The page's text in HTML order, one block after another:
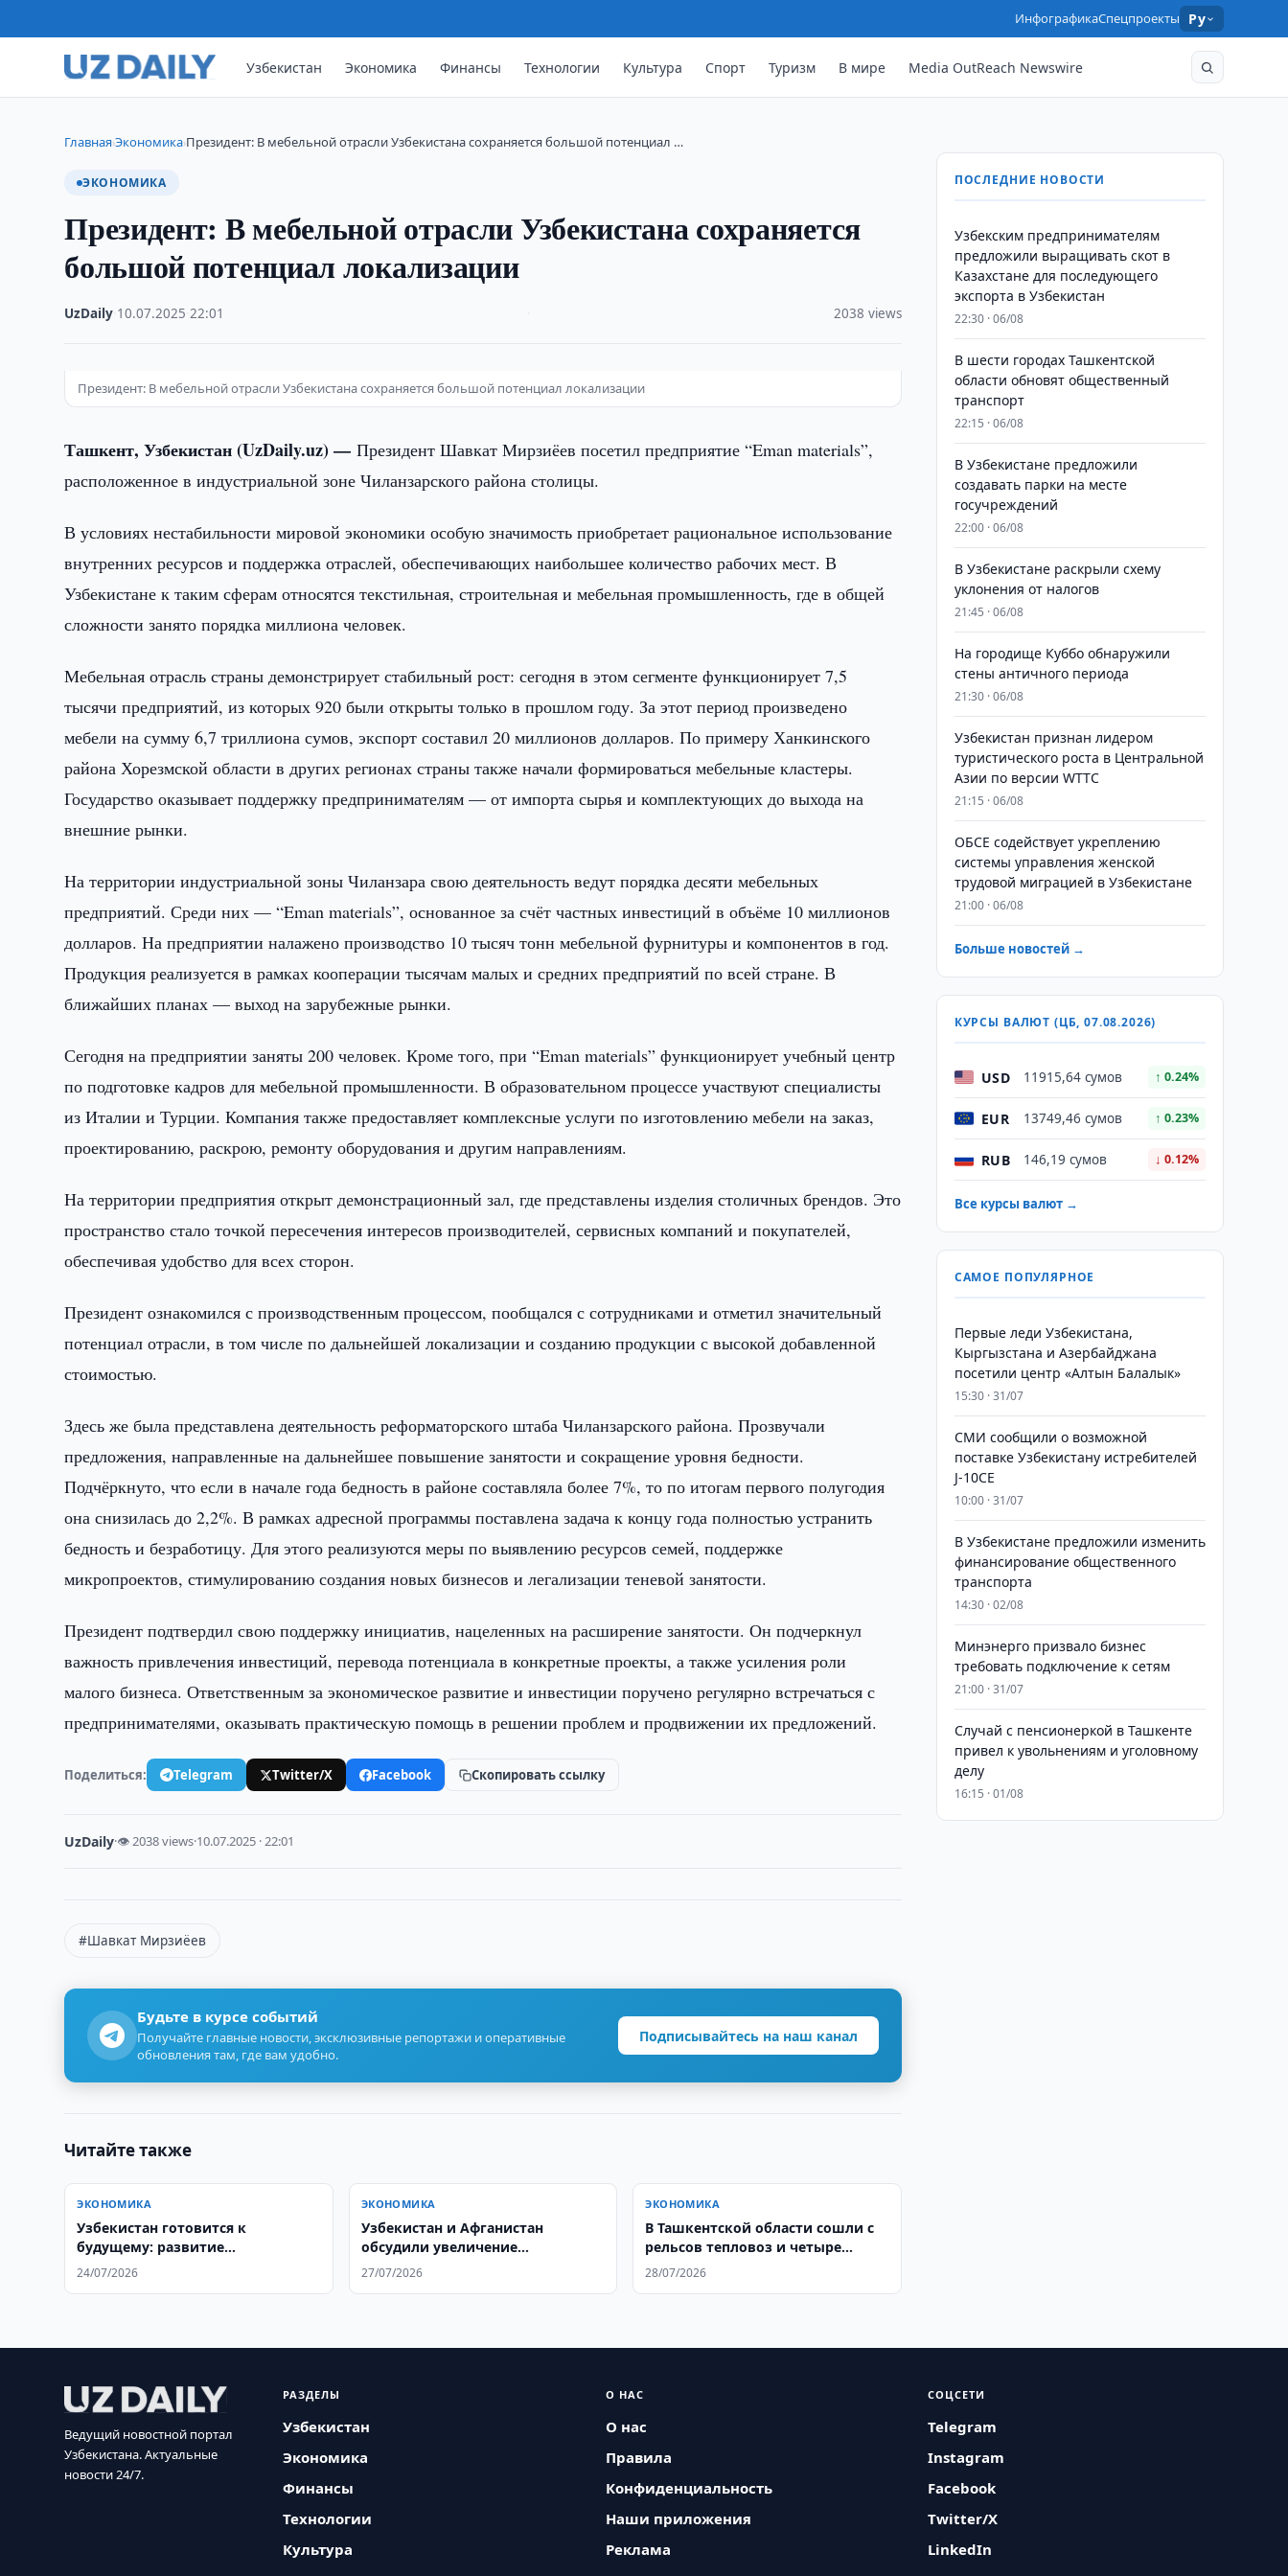
ИнфографикаСпецпроекты Ру
Узбекистан Экономика Финансы Технологии Культура Спорт Туризм В мире Media OutReach Newswire
Главная›Экономика›Президент: В мебельной отрасли Узбекистана сохраняется большой потенциал …
ЭКОНОМИКА
Президент: В мебельной отрасли Узбекистана сохраняется
большой потенциал локализации
UzDaily 10.07.2025 ·22:01 2038 views
Президент: В мебельной отрасли Узбекистана сохраняется большой потенциал локализации
Ташкент, Узбекистан (UzDaily.uz) —Президент Шавкат Мирзиёев посетил предприятие “Eman materials”,
расположенное в индустриальной зоне Чиланзарского района столицы.
В условиях нестабильности мировой экономики особую значимость приобретает рациональное использование
внутренних ресурсов и поддержка отраслей, обеспечивающих наибольшее количество рабочих мест. В
Узбекистане к таким сферам относятся текстильная, строительная и мебельная промышленность, где в общей
сложности занято порядка миллиона человек.
Мебельная отрасль страны демонстрирует стабильный рост: сегодня в этом сегменте функционирует 7,5
тысячи предприятий, из которых 920 были открыты только в прошлом году. За этот период произведено
мебели на сумму 6,7 триллиона сумов, экспорт составил 20 миллионов долларов. По примеру Ханкинского
района Хорезмской области в других регионах страны также начали формироваться мебельные кластеры.
Государство оказывает поддержку предпринимателям — от импорта сырья и комплектующих до выхода на
внешние рынки.
На территории индустриальной зоны Чиланзара свою деятельность ведут порядка десяти мебельных
предприятий. Среди них — “Eman materials”, основанное за счёт частных инвестиций в объёме 10 миллионов
долларов. На предприятии налажено производство 10 тысяч тонн мебельной фурнитуры и компонентов в год.
Продукция реализуется в рамках кооперации тысячам малых и средних предприятий по всей стране. В
ближайших планах — выход на зарубежные рынки.
Сегодня на предприятии заняты 200 человек. Кроме того, при “Eman materials” функционирует учебный центр
по подготовке кадров для мебельной промышленности. В образовательном процессе участвуют специалисты
из Италии и Турции. Компания также предоставляет комплексные услуги по изготовлению мебели на заказ,
проектированию, раскрою, ремонту оборудования и другим направлениям.
На территории предприятия открыт демонстрационный зал, где представлены изделия столичных брендов. Это
пространство стало точкой пересечения интересов производителей, сервисных компаний и покупателей,
обеспечивая удобство для всех сторон.
Президент ознакомился с производственным процессом, пообщался с сотрудниками и отметил значительный
потенциал отрасли, в том числе по дальнейшей локализации и созданию продукции с высокой добавленной
стоимостью.
Здесь же была представлена деятельность реформаторского штаба Чиланзарского района. Прозвучали
предложения, направленные на дальнейшее повышение занятости и сокращение уровня бедности.
Подчёркнуто, что если в начале года бедность в районе составляла более 7%, то по итогам первого полугодия
она снизилась до 2,2%. В рамках адресной программы поставлена задача к концу года полностью устранить
бедность и безработицу. Для этого реализуются меры по выявлению ресурсов семей, поддержке
микропроектов, стимулированию создания новых бизнесов и легализации теневой занятости.
Президент подтвердил свою поддержку инициатив, нацеленных на расширение занятости. Он подчеркнул
важность привлечения инвестиций, перевода потенциала в конкретные проекты, а также усиления роли
малого бизнеса. Ответственным за экономическое развитие и инвестиции поручено регулярно встречаться с
предпринимателями, оказывать практическую помощь в решении проблем и продвижении их предложений.
Поделиться: Telegram Twitter/X Facebook Скопировать ссылку
UzDaily·👁 2038 views·10.07.2025 · 22:01
#Шавкат Мирзиёев
Будьте в курсе событий
Получайте главные новости, эксклюзивные репортажи и оперативные
обновления там, где вам удобно.
Подписывайтесь на наш канал
Читайте также
ЭКОНОМИКА
Узбекистан готовится к
будущему: развитие
человеческого капитала и рынка
24/07/2026
ЭКОНОМИКА
Узбекистан и Афганистан
обсудили увеличение
товарооборота до $5 млрд.
27/07/2026
ЭКОНОМИКА
В Ташкентской области сошли с
рельсов тепловоз и четыре
цистерны
28/07/2026
ПОСЛЕДНИЕ НОВОСТИ
Узбекским предпринимателям
предложили выращивать скот в
Казахстане для последующего
экспорта в Узбекистан
22:30 · 06/08
В шести городах Ташкентской
области обновят общественный
транспорт
22:15 · 06/08
В Узбекистане предложили
создавать парки на месте
госучреждений
22:00 · 06/08
В Узбекистане раскрыли схему
уклонения от налогов
21:45 · 06/08
На городище Куббо обнаружили
стены античного периода
21:30 · 06/08
Узбекистан признан лидером
туристического роста в Центральной
Азии по версии WTTC
21:15 · 06/08
ОБСЕ содействует укреплению
системы управления женской
трудовой миграцией в Узбекистане
21:00 · 06/08
Больше новостей →
КУРСЫ ВАЛЮТ (ЦБ, 07.08.2026)
USD 11915,64 сумов ↑ 0.24%
EUR 13749,46 сумов ↑ 0.23%
RUB 146,19 сумов ↓ 0.12%
Все курсы валют →
САМОЕ ПОПУЛЯРНОЕ
Первые леди Узбекистана,
Кыргызстана и Азербайджана
посетили центр «Алтын Балалык»
15:30 · 31/07
СМИ сообщили о возможной
поставке Узбекистану истребителей
J-10CE
10:00 · 31/07
В Узбекистане предложили изменить
финансирование общественного
транспорта
14:30 · 02/08
Минэнерго призвало бизнес
требовать подключение к сетям
21:00 · 31/07
Случай с пенсионеркой в Ташкенте
привел к увольнениям и уголовному
делу
16:15 · 01/08
Ведущий новостной портал
Узбекистана. Актуальные
новости 24/7.
РАЗДЕЛЫ
Узбекистан
Экономика
Финансы
Технологии
Культура
О НАС
О нас
Правила
Конфиденциальность
Наши приложения
Реклама
СОЦСЕТИ
Telegram
Instagram
Facebook
Twitter/X
LinkedIn